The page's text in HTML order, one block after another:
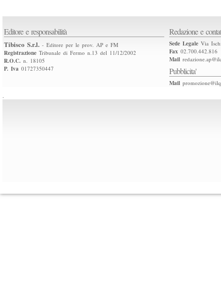
Editore e responsabilità
Tibisco S.r.l. - Editore per le prov. AP e FM
Registrazione Tribunale di Fermo n.13 del 11/12/2002
R.O.C. n. 18105
P. Iva 01727350447
Redazione e
Sede Legale Via
Fax 02.700.442.816
Mail
Pubblicita'
Mail
.